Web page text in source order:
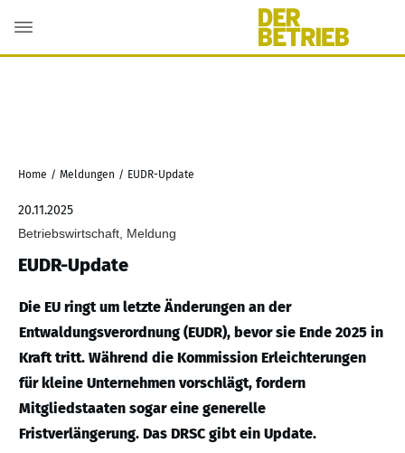
Home / Meldungen / EUDR-Update
20.11.2025
Betriebswirtschaft, Meldung
EUDR-Update
Die EU ringt um letzte Änderungen an der
Entwaldungsverordnung (EUDR), bevor sie Ende 2025 in
Kraft tritt. Während die Kommission Erleichterungen
für kleine Unternehmen vorschlägt, fordern
Mitgliedstaaten sogar eine generelle
Fristverlängerung. Das DRSC gibt ein Update.